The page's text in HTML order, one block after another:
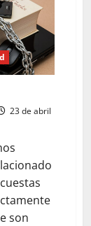
23 de abril
son